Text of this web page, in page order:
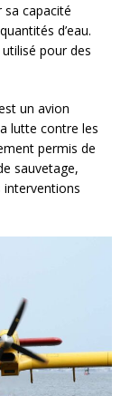
sa capacité
d’eau.
pour des
un avion
lutte contre les
permis de
sauvetage,
interventions